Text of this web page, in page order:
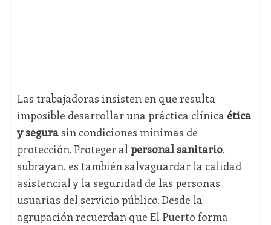
Las trabajadoras insisten en que resulta
imposible desarrollar una práctica clínica ética
y segurasin condiciones mínimas de
protección. Proteger al personal sanitario,
subrayan, es también salvaguardar la calidad
asistencial y la seguridad de las personas
usuarias del servicio público. Desde la
agrupación recuerdan que El Puerto forma